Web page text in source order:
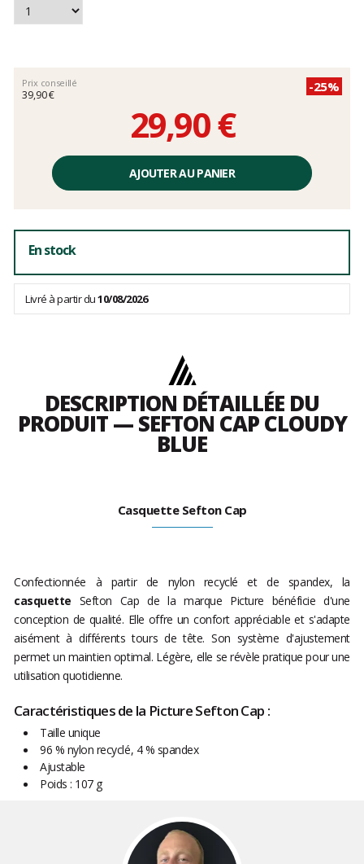
Prix conseillé
39,90 €
-25%
29,90 €
unitaire,
AJOUTER AU PANIER
En stock
Livré à partir du10/08/2026
DESCRIPTION DÉTAILLÉE DU
PRODUIT — SEFTON CAP CLOUDY
BLUE
Casquette Sefton Cap
Confectionnée à partir de nylon recyclé et de spandex, la
casquette Sefton Cap de la marque Picture bénéficie d'une
conception de qualité. Elle offre un confort appréciable et s'adapte
aisément à différents tours de tête. Son système d'ajustement
permet un maintien optimal. Légère, elle se révèle pratique pour une
utilisation quotidienne.
Caractéristiques de la Picture Sefton Cap :
Taille unique
96 % nylon recyclé, 4 % spandex
Ajustable
Poids : 107 g